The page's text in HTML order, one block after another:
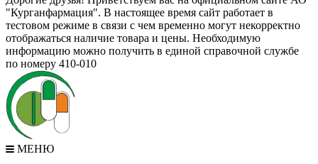
"Курганфармация". В настоящее время сайт работает в
тестовом режиме в связи с чем временно могут некорректно
отображаться наличие товара и цены. Необходимую
информацию можно получить в единой справочной службе
по номеру 410-010
МЕНЮ